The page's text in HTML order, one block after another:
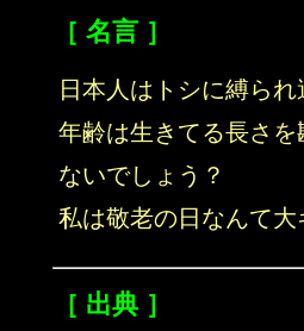
［ 名言 ］
日本人はトシに縛られ
年齢は生きてる長さ
ないでしょう？
私は敬老の日なんて大
［ 出典 ］